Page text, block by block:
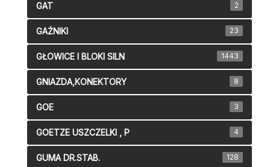
GAT 2
GAŹNIKI 23
GŁOWICE I BLOKI SILN 1443
GNIAZDA,KONEKTORY 8
GOE 3
GOETZE USZCZELKI , P 4
GUMA DR.STAB. 128